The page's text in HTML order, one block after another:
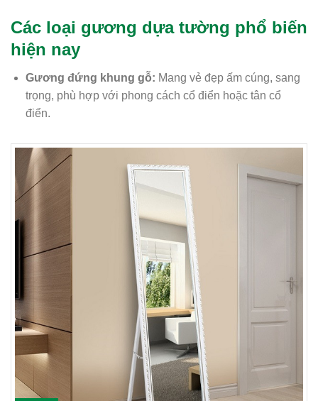
Các loại gương dựa tường phổ biến
hiện nay
Gương đứng khung gỗ: Mang vẻ đẹp ấm cúng, sang
trọng, phù hợp với phong cách cổ điển hoặc tân cổ
điển.